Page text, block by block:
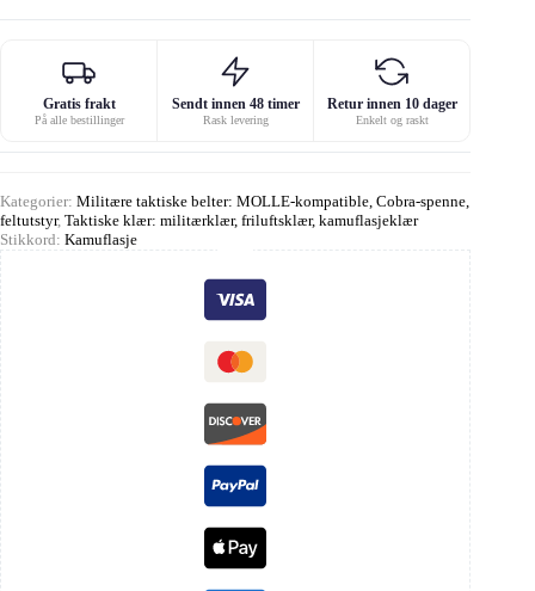
Gratis frakt
På alle bestillinger
Sendt innen 48 timer
Rask levering
Retur innen 10 dager
Enkelt og raskt
Kategorier: Militære taktiske belter: MOLLE-kompatible, Cobra-spenne,
feltutstyr, Taktiske klær: militærklær, friluftsklær, kamuflasjeklær
Stikkord: Kamuflasje